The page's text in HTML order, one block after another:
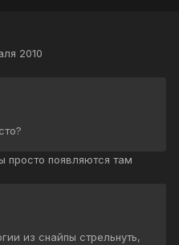
2010
просто появляются там
из снайпы стрельнуть,